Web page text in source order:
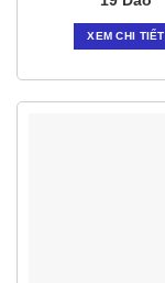
XEM CHI TIẾT